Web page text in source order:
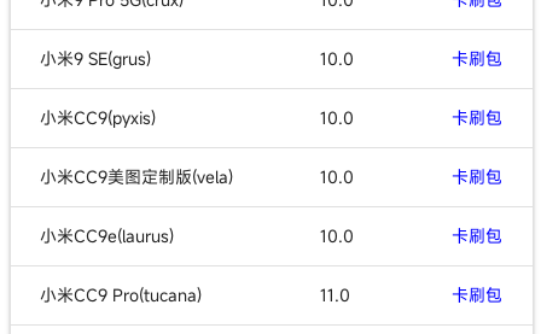
小米9 SE(grus) 10.0 卡刷包
小米CC9(pyxis) 10.0 卡刷包
小米CC9美图定制版(vela) 10.0 卡刷包
小米CC9e(laurus) 10.0 卡刷包
小米CC9 Pro(tucana) 11.0 卡刷包